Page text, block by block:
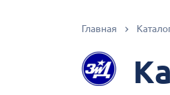
Главная